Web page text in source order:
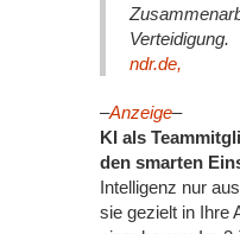
Verteidigung.
ndr.de,
–Anzeige–
KI als
den smarten
Intelligenz nur
sie gezielt in Ihre